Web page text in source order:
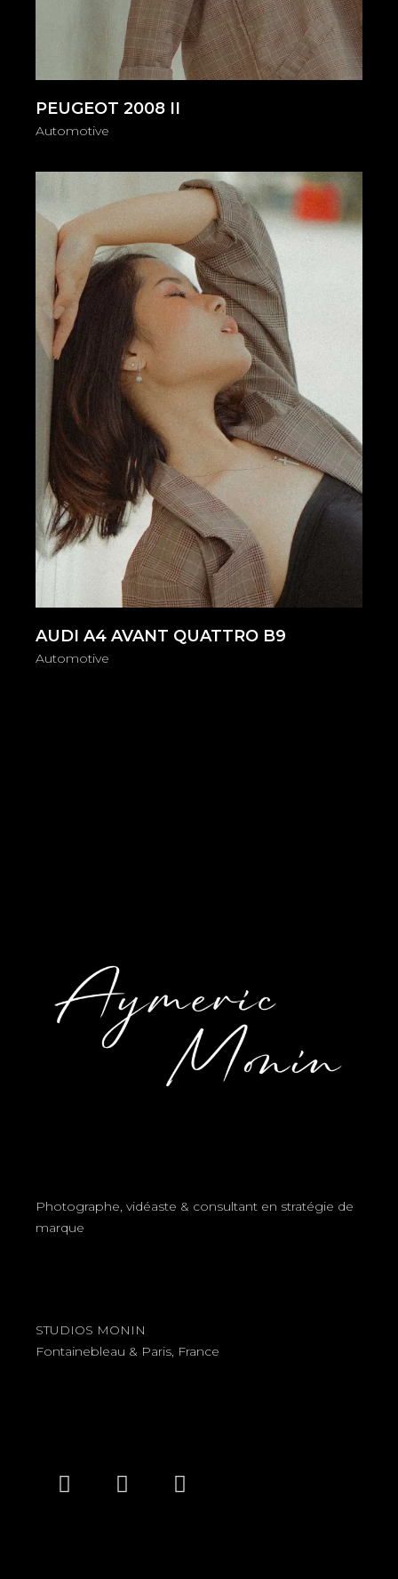
PEUGEOT 2008 II
Automotive
AUDI A4 AVANT QUATTRO B9
Automotive
Photographe, vidéaste & consultant en stratégie de
marque
STUDIOS MONIN
Fontainebleau & Paris, France